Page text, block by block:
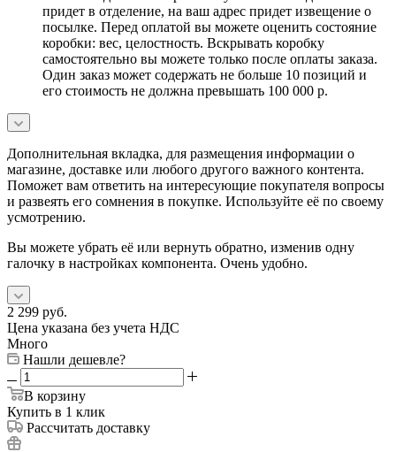
придет в отделение, на ваш адрес придет извещение о
посылке. Перед оплатой вы можете оценить состояние
коробки: вес, целостность. Вскрывать коробку
самостоятельно вы можете только после оплаты заказа.
Один заказ может содержать не больше 10 позиций и
его стоимость не должна превышать 100 000 р.
Дополнительная вкладка, для размещения информации о
магазине, доставке или любого другого важного контента.
Поможет вам ответить на интересующие покупателя вопросы
и развеять его сомнения в покупке. Используйте её по своему
усмотрению.
Вы можете убрать её или вернуть обратно, изменив одну
галочку в настройках компонента. Очень удобно.
2 299 руб.
Цена указана без учета НДС
Много
Нашли дешевле?
В корзину
Купить в 1 клик
Рассчитать доставку